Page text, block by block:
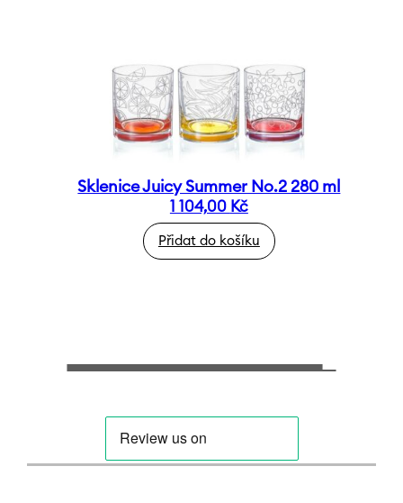
Sklenice Juicy Summer No.2 280 ml
1 104,00 Kč
Přidat do košíku